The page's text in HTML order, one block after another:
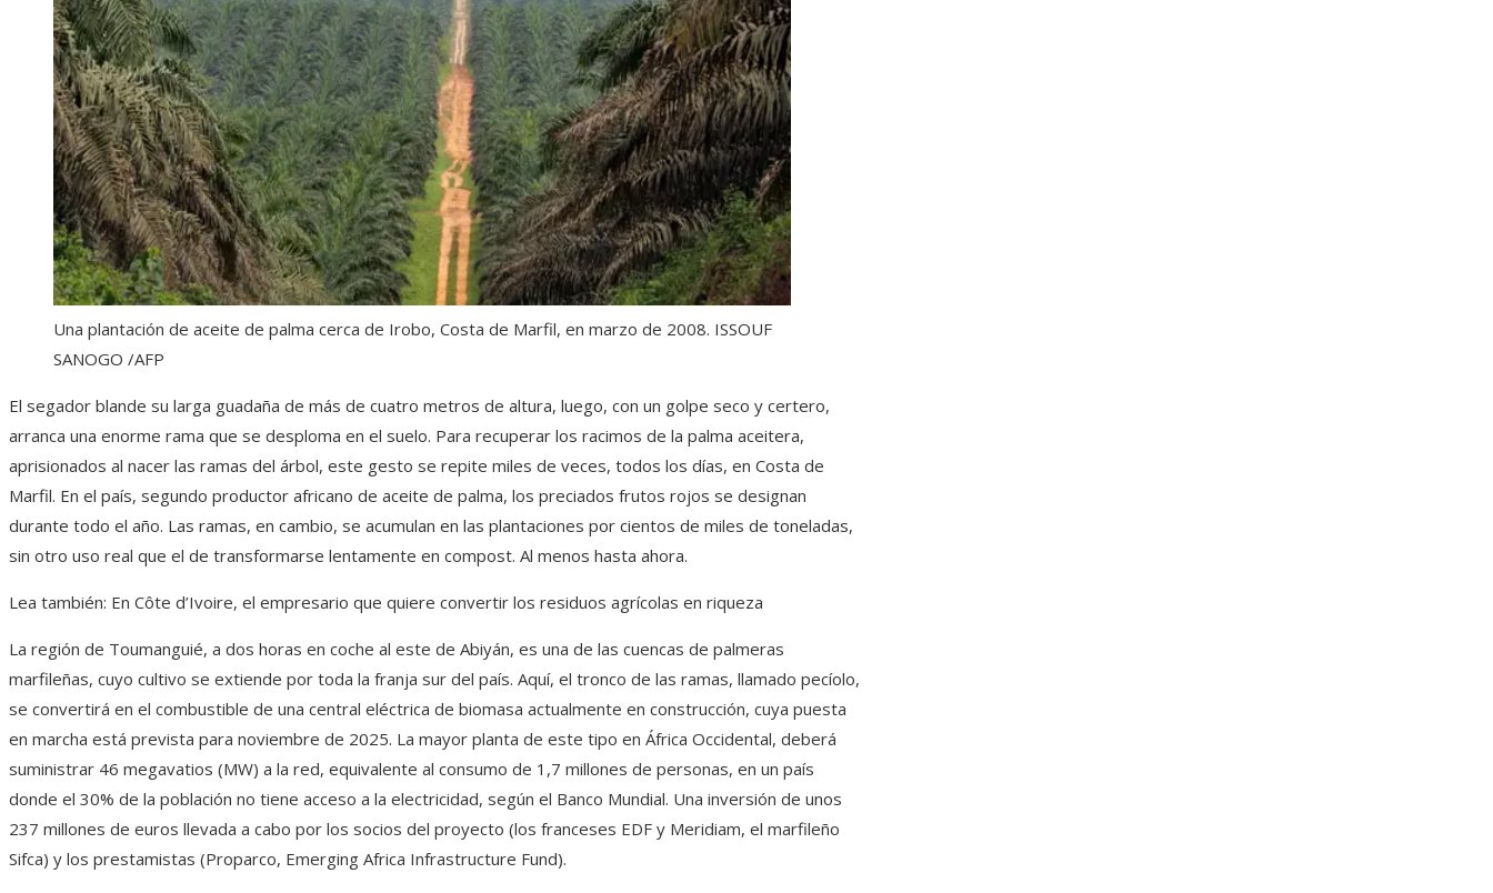
Una plantación de aceite de palma cerca de Irobo, Costa de Marfil, en marzo de 2008. ISSOUF
SANOGO /AFP
El segador blande su larga guadaña de más de cuatro metros de altura, luego, con un golpe seco y certero,
arranca una enorme rama que se desploma en el suelo. Para recuperar los racimos de la palma aceitera,
aprisionados al nacer las ramas del árbol, este gesto se repite miles de veces, todos los días, en Costa de
Marfil. En el país, segundo productor africano de aceite de palma, los preciados frutos rojos se designan
durante todo el año. Las ramas, en cambio, se acumulan en las plantaciones por cientos de miles de toneladas,
sin otro uso real que el de transformarse lentamente en compost. Al menos hasta ahora.
Lea también: En Côte d’Ivoire, el empresario que quiere convertir los residuos agrícolas en riqueza
La región de Toumanguié, a dos horas en coche al este de Abiyán, es una de las cuencas de palmeras
marfileñas, cuyo cultivo se extiende por toda la franja sur del país. Aquí, el tronco de las ramas, llamado pecíolo,
se convertirá en el combustible de una central eléctrica de biomasa actualmente en construcción, cuya puesta
en marcha está prevista para noviembre de 2025. La mayor planta de este tipo en África Occidental, deberá
suministrar 46 megavatios (MW) a la red, equivalente al consumo de 1,7 millones de personas, en un país
donde el 30% de la población no tiene acceso a la electricidad, según el Banco Mundial. Una inversión de unos
237 millones de euros llevada a cabo por los socios del proyecto (los franceses EDF y Meridiam, el marfileño
Sifca) y los prestamistas (Proparco, Emerging Africa Infrastructure Fund).